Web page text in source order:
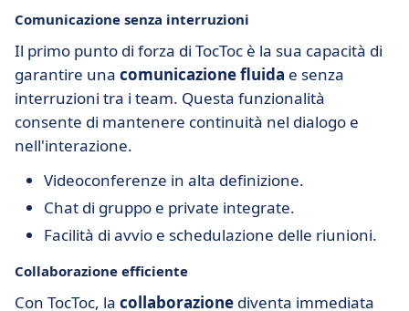
Comunicazione senza interruzioni
Il primo punto di forza di TocToc è la sua capacità di
garantire una comunicazione fluida e senza
interruzioni tra i team. Questa funzionalità
consente di mantenere continuità nel dialogo e
nell'interazione.
Videoconferenze in alta definizione.
Chat di gruppo e private integrate.
Facilità di avvio e schedulazione delle riunioni.
Collaborazione efficiente
Con TocToc, la collaborazione diventa immediata